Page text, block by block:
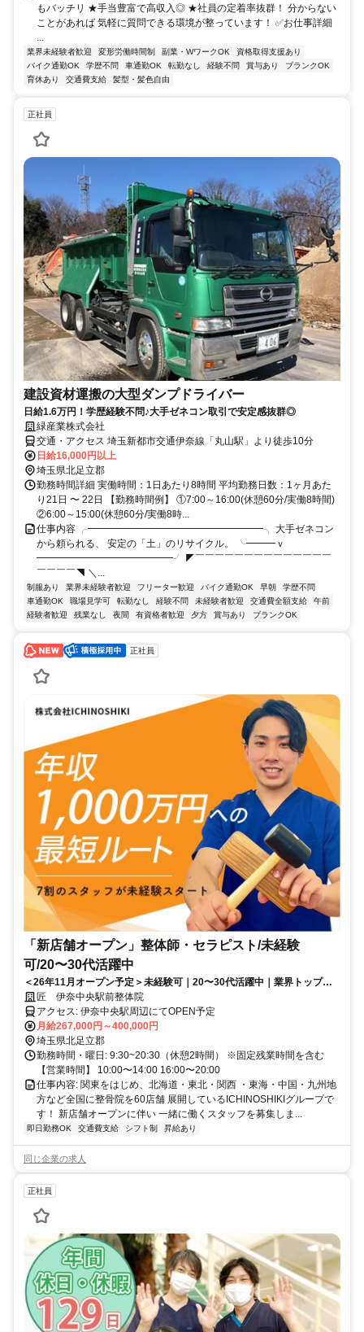
もバッチリ ★手当豊富で高収入◎ ★社員の定着率抜群！ 分からない
ことがあれば 気軽に質問できる環境が整っています！ ✅お仕事詳細
業界未経験者歓迎 変形労働時間制 副業・WワークOK
資格取得支援あり
バイク通勤OK
学歴不問 車通勤OK 転勤なし 経験不問 賞与あり
ブランクOK
育休あり
交通費支給 髪型・髪色自由
正社員
建設資材運搬の大型ダンプドライバー
日給1.6万円！学歴経験不問♪大手ゼネコン取引で安定感抜群◎
緑産業株式会社
交通・アクセス 埼玉新都市交通伊奈線「丸山駅」より徒歩10分
日給16,000円以上
埼玉県北足立郡
勤務時間詳細 実働時間：1日あたり8時間 平均勤務日数：1ヶ月あた
り21日 〜 22日 【勤務時間例】 ①7:00～16:00(休憩60分/実働8時間)
②6:00～15:00(休憩60分/実働8時...
仕事内容 ╭━━━━━━━━━━━━━━━━━━╮ 大手ゼネコン
から頼られる、 安定の「土」のリサイクル。 ╰━━━ｖ
━━━━━━━━━━━━━━╯ ◤￣￣￣￣￣￣￣￣￣￣￣￣￣￣
￣￣￣￣◥ ＼...
制服あり 業界未経験者歓迎 フリーター歓迎 バイク通勤OK 早朝
学歴不問
車通勤OK
職場見学可 転勤なし 経験不問 未経験者歓迎 交通費全額支給
午前
経験者歓迎
残業なし 夜間 有資格者歓迎 夕方 賞与あり ブランクOK
正社員
「新店舗オープン」整体師・セラピスト/未経験
可/20〜30代活躍中
＜26年11月オープン予定＞未経験可｜20〜30代活躍中｜業界トップレ
ベルの給与水準｜初回ボーナス80万円・賞与500万円の支給実績あり
匠 伊奈中央駅前整体院
アクセス: 伊奈中央駅周辺にてOPEN予定
月給267,000円～400,000円
埼玉県北足立郡
勤務時間・曜日: 9:30~20:30（休憩2時間） ※固定残業時間を含む
【営業時間】 10:00〜14:00 16:00〜20:00
仕事内容: 関東をはじめ、北海道・東北・関西 ・東海・中国・九州地
方など全国に整骨院を60店舗 展開しているICHINOSHIKIグループで
す！ 新店舗オープンに伴い 一緒に働くスタッフを募集しま...
即日勤務OK 交通費支給 シフト制 昇給あり
同じ企業の求人
正社員